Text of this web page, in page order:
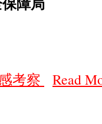
障局
考察 Read